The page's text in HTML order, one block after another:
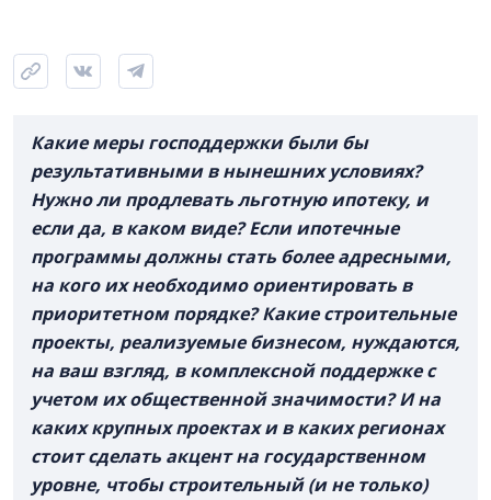
Какие меры господдержки были бы
результативными в нынешних условиях?
Нужно ли продлевать льготную ипотеку, и
если да, в каком виде? Если ипотечные
программы должны стать более адресными,
на кого их необходимо ориентировать в
приоритетном порядке? Какие строительные
проекты, реализуемые бизнесом, нуждаются,
на ваш взгляд, в комплексной поддержке с
учетом их общественной значимости? И на
каких крупных проектах и в каких регионах
стоит сделать акцент на государственном
уровне, чтобы строительный (и не только)